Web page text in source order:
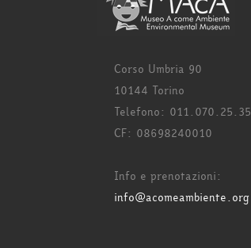
Corso Umbria 90
10144 Torino
Telefono: 011.070.25.35
CF: 08698240010
Info e prenotazioni:
info@acomeambiente.org